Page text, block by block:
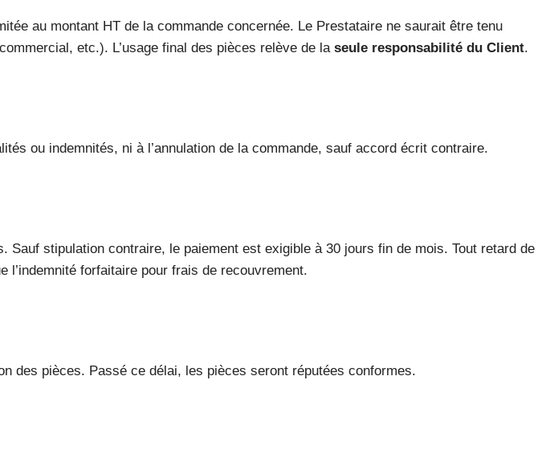
au montant HT de la commande concernée. Le Prestataire ne saurait être tenu
etc.). L’usage final des pièces relève de la seule responsabilité du Client.
ou indemnités, ni à l’annulation de la commande, sauf accord écrit contraire.
stipulation contraire, le paiement est exigible à 30 jours fin de mois. Tout retard de
l’indemnité forfaitaire pour frais de recouvrement.
des pièces. Passé ce délai, les pièces seront réputées conformes.